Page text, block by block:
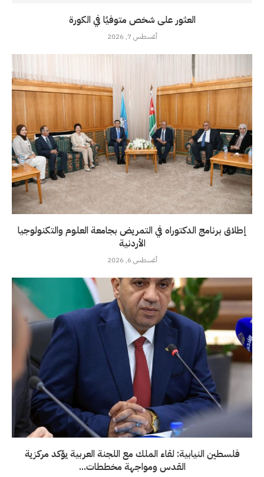
العثور على شخص متوفيًا في الكورة
أغسطس 7, 2026
إطلاق برنامج الدكتوراه في التمريض بجامعة العلوم والتكنولوجيا
الأردنية
أغسطس 6, 2026
فلسطين النيابية: لقاء الملك مع اللجنة العربية يؤكد مركزية
القدس ومواجهة مخططات...